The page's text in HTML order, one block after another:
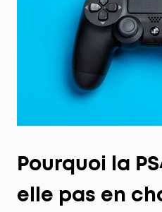
Pourquoi la
elle pas en